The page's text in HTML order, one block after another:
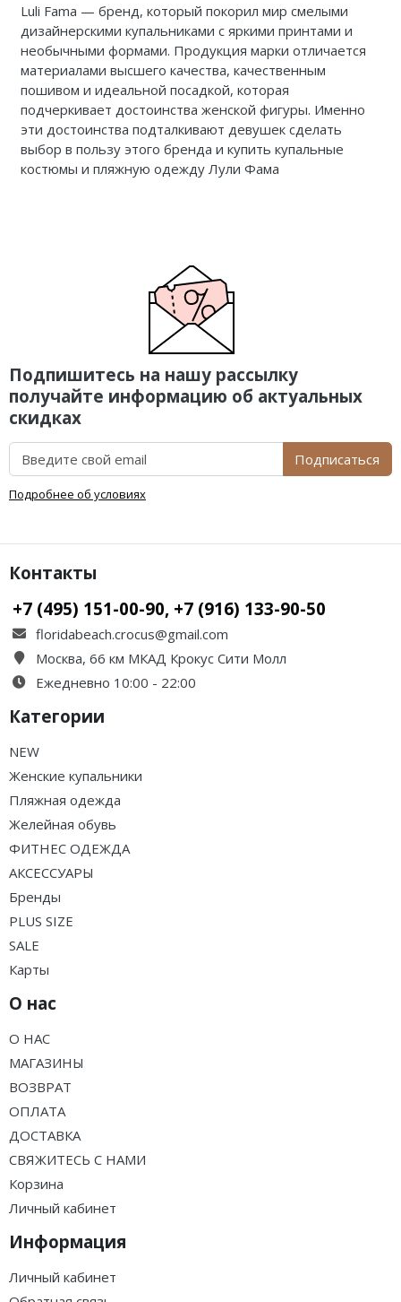
Luli Fama — бренд, который покорил мир смелыми
дизайнерскими купальниками с яркими принтами и
необычными формами. Продукция марки отличается
материалами высшего качества, качественным
пошивом и идеальной посадкой, которая
подчеркивает достоинства женской фигуры. Именно
эти достоинства подталкивают девушек сделать
выбор в пользу этого бренда и купить купальные
костюмы и пляжную одежду Лули Фама
Подпишитесь на нашу рассылку
получайте информацию об актуальных
скидках
Подписаться
Подробнее об условиях
Контакты
+7 (495) 151-00-90, +7 (916) 133-90-50
floridabeach.crocus@gmail.com
Москва, 66 км МКАД Крокус Сити Молл
Ежедневно 10:00 - 22:00
Категории
NEW
Женские купальники
Пляжная одежда
Желейная обувь
ФИТНЕС ОДЕЖДА
АКСЕССУАРЫ
Бренды
PLUS SIZE
SALE
Карты
О нас
О НАС
МАГАЗИНЫ
ВОЗВРАТ
ОПЛАТА
ДОСТАВКА
СВЯЖИТЕСЬ С НАМИ
Корзина
Личный кабинет
Информация
Личный кабинет